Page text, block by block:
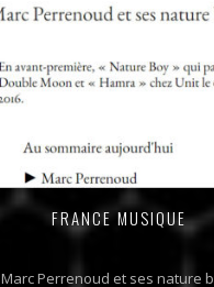
FRANCE MUSIQUE
Marc Perrenoud et ses nature